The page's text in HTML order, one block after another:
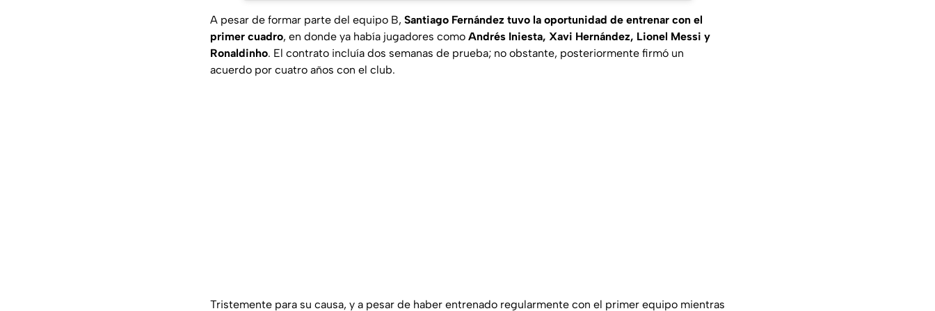
A pesar de formar parte del equipo B, Santiago Fernández tuvo la oportunidad de entrenar con el
primer cuadro, en donde ya había jugadores como Andrés Iniesta, Xavi Hernández, Lionel Messi y
Ronaldinho. El contrato incluía dos semanas de prueba; no obstante, posteriormente firmó un
acuerdo por cuatro años con el club.
Tristemente para su causa, y a pesar de haber entrenado regularmente con el primer equipo mientras